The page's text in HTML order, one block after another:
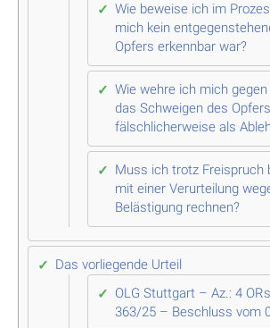
Wie beweise ich im
mich kein
Opfers erkennbar war?
Wie wehre ich mich
das Schweigen des Opfers
fälschlicherweise als
Muss ich trotz Freispruch
mit einer Verurteilung
Belästigung rechnen?
Das vorliegende Urteil
OLG Stuttgart – Az.: 4
363/25 – Beschluss vom